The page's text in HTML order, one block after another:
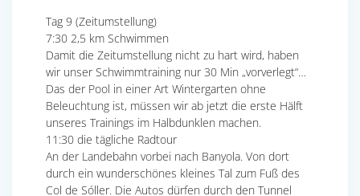
Tag 9 (Zeitumstellung)
7:30 2,5 km Schwimmen
Damit die Zeitumstellung nicht zu hart wird, haben
wir unser Schwimmtraining nur 30 Min „vorverlegt“…
Das der Pool in einer Art Wintergarten ohne
Beleuchtung ist, müssen wir ab jetzt die erste Hälft
unseres Trainings im Halbdunklen machen.
11:30 die tägliche Radtour
An der Landebahn vorbei nach Banyola. Von dort
durch ein wunderschönes kleines Tal zum Fuß des
Col de Sóller. Die Autos dürfen durch den Tunnel